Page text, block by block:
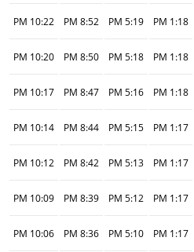
1:18 PM
5:19 PM
8:52 PM
10:22 PM
1:18 PM
5:18 PM
8:50 PM
10:20 PM
1:18 PM
5:16 PM
8:47 PM
10:17 PM
1:17 PM
5:15 PM
8:44 PM
10:14 PM
1:17 PM
5:13 PM
8:42 PM
10:12 PM
1:17 PM
5:12 PM
8:39 PM
10:09 PM
1:17 PM
5:10 PM
8:36 PM
10:06 PM